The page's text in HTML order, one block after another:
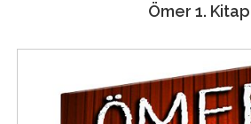
Ömer 1. Kitap